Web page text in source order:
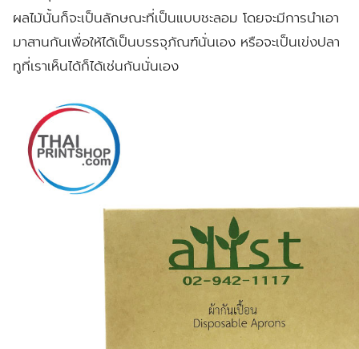
ผลไม้นั้นก็จะเป็นลักษณะที่เป็นแบบชะลอม โดยจะมีการนำเอา
มาสานกันเพื่อให้ได้เป็นบรรจุภัณฑ์นั่นเอง หรือจะเป็นเข่งปลา
ทูที่เราเห็นได้ก็ได้เช่นกันนั่นเอง